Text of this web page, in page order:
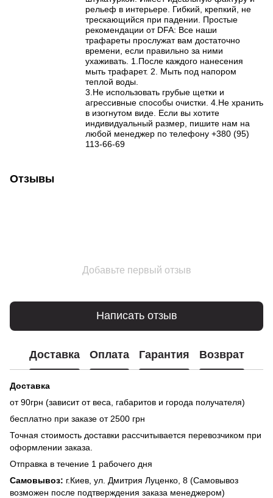
рельеф в интерьере. Гибкий, крепкий, не
трескающийся при падении. Простые
рекомендации от DFA: Все наши
трафареты прослужат вам достаточно
времени, если правильно за ними
ухаживать. 1.После каждого нанесения
мыть трафарет. 2. Мыть под напором
теплой воды.
3.Не использовать грубые щетки и
агрессивные способы очистки. 4.Не хранить
в изогнутом виде. Если вы хотите
индивидуальный размер, пишите нам на
любой менеджер по телефону +380 (95)
113-66-69
Отзывы
Добавьте первый отзыв
Написать отзыв
Доставка Оплата Гарантия Возврат
Доставка
от 90грн (зависит от веса, габаритов и города получателя)
бесплатно при заказе от 2500 грн
Точная стоимость доставки рассчитывается перевозчиком при
оформлении заказа.
Отправка в течение 1 рабочего дня
Самовывоз: г.Киев, ул. Дмитрия Луценко, 8 (Самовывоз
возможен после подтверждения заказа менеджером)